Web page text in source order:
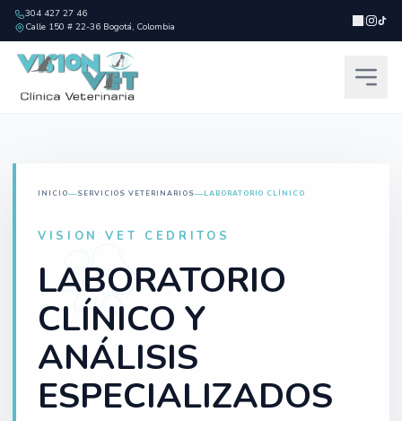
304 427 27 46
Calle 150 # 22-36 Bogotá, Colombia
|
INICIO SERVICIOS VETERINARIOS LABORATORIO CLÍNICO
VISION VET CEDRITOS
LABORATORIO
CLÍNICO Y
ANÁLISIS
ESPECIALIZADOS